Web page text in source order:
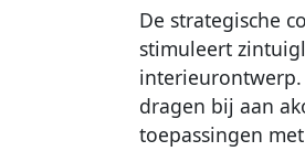
De strategische
stimuleert
dragen bij aan
toepassingen